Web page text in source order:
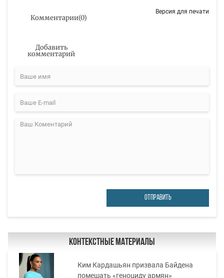
Комментарии(0)
Версия для печати
Добавить
комментарий
ОТПРАВИТЬ
Контекстные материалы
Ким Кардашьян призвала Байдена
помешать «геноциду армян»